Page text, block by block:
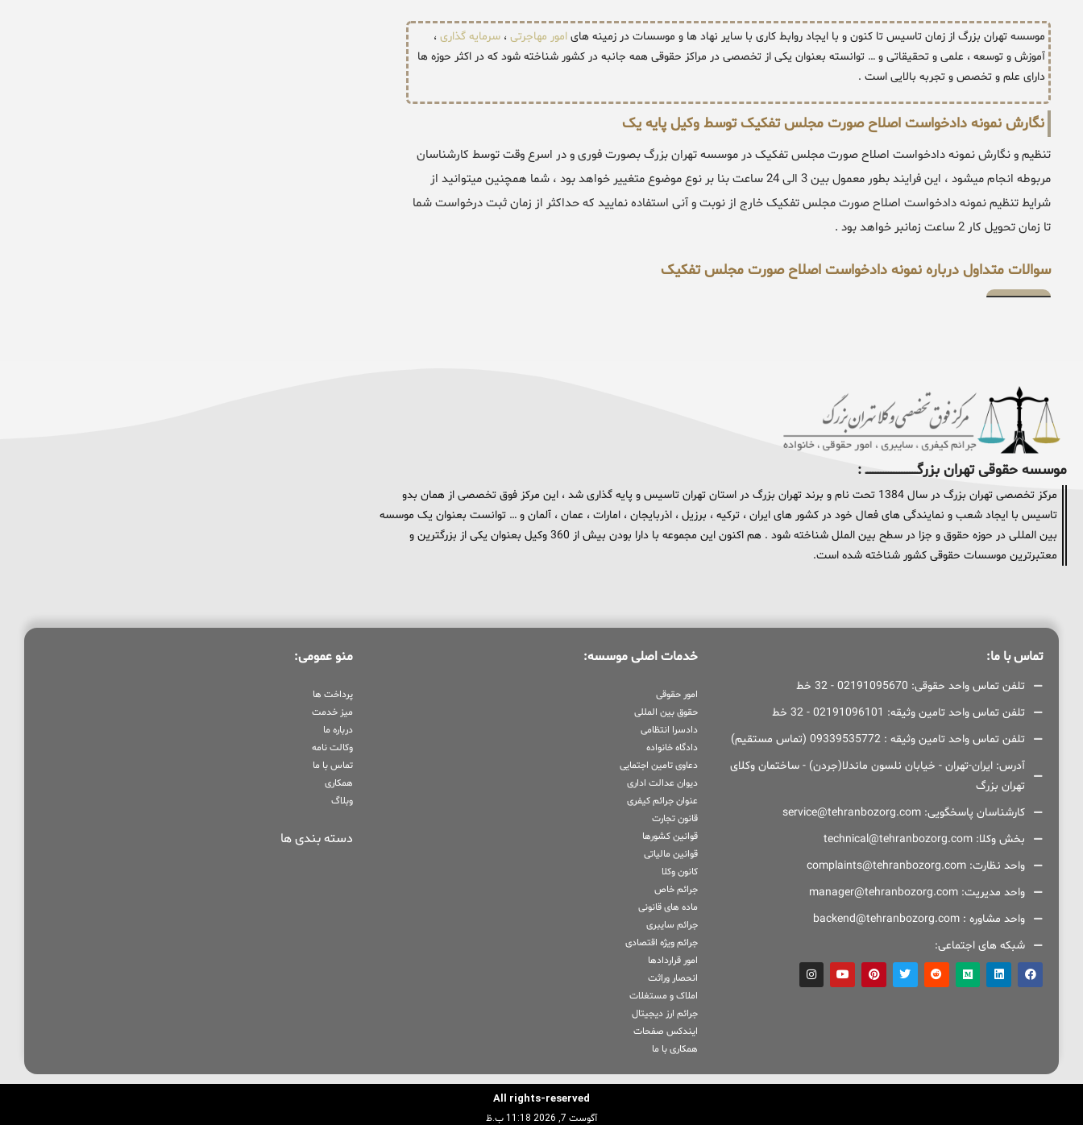
موسسه تهران بزرگ از زمان تاسیس تا کنون و با ایجاد روابط کاری با سایر نهاد ها و موسسات در زمینه های امور مهاجرتی ، سرمایه گذاری ،
آموزش و توسعه ، علمی و تحقیقاتی و … توانسته بعنوان یکی از تخصصی در مراکز حقوقی همه جانبه در کشور شناخته شود که در اکثر حوزه ها
دارای علم و تخصص و تجربه بالایی است .
نگارش نمونه دادخواست اصلاح صورت مجلس تفکیک توسط وکیل پایه یک
تنظیم و نگارش نمونه دادخواست اصلاح صورت مجلس تفکیک در موسسه تهران بزرگ بصورت فوری و در اسرع وقت توسط کارشناسان
مربوطه انجام میشود ، این فرایند بطور معمول بین 3 الی 24 ساعت بنا بر نوع موضوع متغییر خواهد بود ، شما همچنین میتوانید از
شرایط تنظیم نمونه دادخواست اصلاح صورت مجلس تفکیک خارج از نوبت و آنی استفاده نمایید که حداکثر از زمان ثبت درخواست شما
تا زمان تحویل کار 2 ساعت زمانبر خواهد بود .
سوالات متداول درباره نمونه دادخواست اصلاح صورت مجلس تفکیک
موسسه حقوقی تهران بزرگــــــــــــــــــــــــــــــــ :
مرکز تخصصی تهران بزرگ در سال 1384 تحت نام و برند تهران بزرگ در استان تهران تاسیس و پایه گذاری شد ، این مرکز فوق تخصصی از همان بدو
تاسیس با ایجاد شعب و نمایندگی های فعال خود در کشور های ایران ، ترکیه ، برزیل ، اذربایجان ، امارات ، عمان ، آلمان و … توانست بعنوان یک موسسه
بین المللی در حوزه حقوق و جزا در سطح بین الملل شناخته شود . هم اکنون این مجموعه با دارا بودن بیش از 360 وکیل بعنوان یکی از بزرگترین و
معتبرترین موسسات حقوقی کشور شناخته شده است.
تماس با ما:
تلفن تماس واحد حقوقی: 02191095670 - 32 خط
تلفن تماس واحد تامین وثیقه: 02191096101 - 32 خط
تلفن تماس واحد تامین وثیقه : 09339535772 (تماس مستقیم)
آدرس: ایران-تهران - خیابان نلسون ماندلا(جردن) - ساختمان وکلای
تهران بزرگ
کارشناسان پاسخگویی: service@tehranbozorg.com
بخش وکلا: technical@tehranbozorg.com
واحد نظارت: complaints@tehranbozorg.com
واحد مدیریت: manager@tehranbozorg.com
واحد مشاوره : backend@tehranbozorg.com
شبکه های اجتماعی:
خدمات اصلی موسسه:
امور حقوقی
حقوق بین المللی
دادسرا انتظامی
دادگاه خانواده
دعاوی تامین اجتمایی
دیوان عدالت اداری
عنوان جرائم کیفری
قانون تجارت
قوانین کشورها
قوانین مالیاتی
کانون وکلا
جرائم خاص
ماده های قانونی
جرائم سایبری
جرائم ویژه اقتصادی
امور قراردادها
انحصار وراثت
املاک و مستغلات
جرائم ارز دیجیتال
ایندکس صفحات
همکاری با ما
منو عمومی:
پرداخت ها
میز خدمت
درباره ما
وکالت نامه
تماس با ما
همکاری
وبلاگ
دسته بندی ها
All rights-reserved
آگوست 7, 2026 11:18 ب.ظ